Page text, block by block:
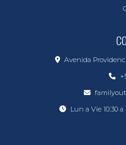
Avenida
Lun a Vie 10:30 a